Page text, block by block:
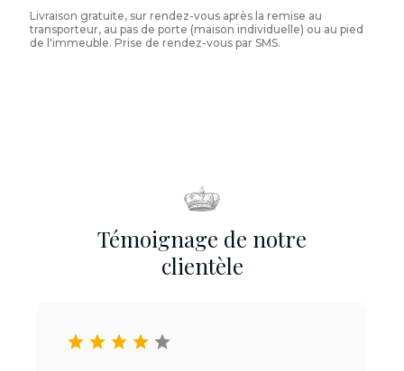
Livraison gratuite, sur rendez-vous après la remise au
transporteur, au pas de porte (maison individuelle) ou au pied
de l'immeuble. Prise de rendez-vous par SMS.
Témoignage de notre
clientèle
star star star star star